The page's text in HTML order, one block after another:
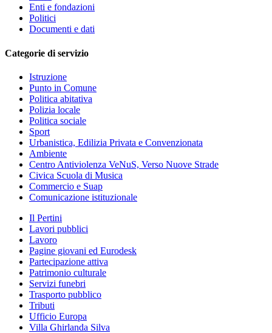
Enti e fondazioni
Politici
Documenti e dati
Categorie di servizio
Istruzione
Punto in Comune
Politica abitativa
Polizia locale
Politica sociale
Sport
Urbanistica, Edilizia Privata e Convenzionata
Ambiente
Centro Antiviolenza VeNuS, Verso Nuove Strade
Civica Scuola di Musica
Commercio e Suap
Comunicazione istituzionale
Il Pertini
Lavori pubblici
Lavoro
Pagine giovani ed Eurodesk
Partecipazione attiva
Patrimonio culturale
Servizi funebri
Trasporto pubblico
Tributi
Ufficio Europa
Villa Ghirlanda Silva